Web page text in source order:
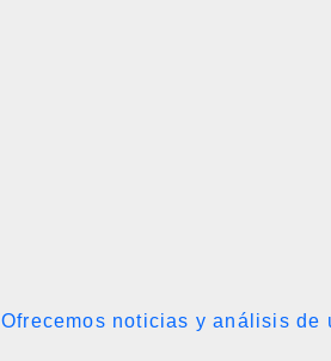
Ofrecemos noticias y análisis